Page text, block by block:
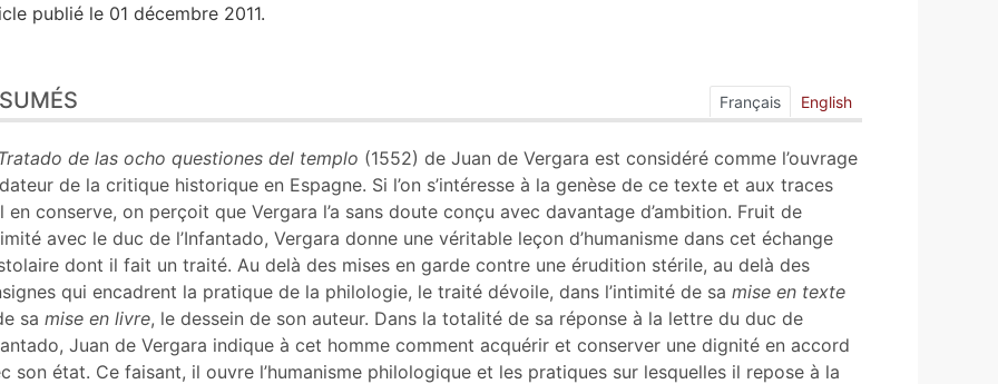
publié le 01 décembre 2011.
cet article
Français English
de las ocho questiones del templo (1552) de Juan de Vergara est considéré comme l’ouvrage
de la critique historique en Espagne. Si l’on s’intéresse à la genèse de ce texte et aux traces
en conserve, on perçoit que Vergara l’a sans doute conçu avec davantage d’ambition. Fruit de
avec le duc de l’Infantado, Vergara donne une véritable leçon d’humanisme dans cet échange
dont il fait un traité. Au delà des mises en garde contre une érudition stérile, au delà des
qui encadrent la pratique de la philologie, le traité dévoile, dans l’intimité de sa mise en texte
sa mise en livre, le dessein de son auteur. Dans la totalité de sa réponse à la lettre du duc de
Juan de Vergara indique à cet homme comment acquérir et conserver une dignité en accord
son état. Ce faisant, il ouvre l’humanisme philologique et les pratiques sur lesquelles il repose à la